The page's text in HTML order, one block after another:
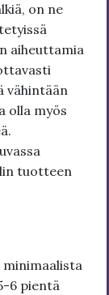
on ne
aiheuttamia
vähintään
olla myös
tuotteen
minimaalista
6 pientä